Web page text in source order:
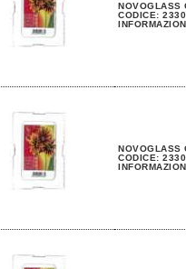
NOVOGLASS
CODICE:
NOVOGLASS
CODICE: